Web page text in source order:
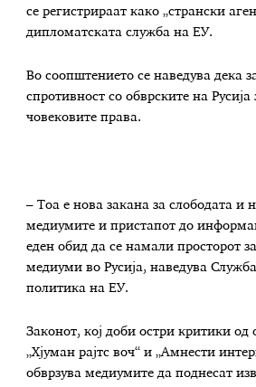
се регистрираат како „странски
дипломатската служба на ЕУ.
Во соопштението се наведува дека
спротивност со обврските на
човековите права.
– Тоа е нова закана за слободата и
медиумите и пристапот до
еден обид да се намали просторот
медиуми во Русија, наведува
политика на ЕУ.
Законот, кој доби остри критики од
„Хјуман рајтс воч“ и „Амнести
обврзува медиумите да поднесат